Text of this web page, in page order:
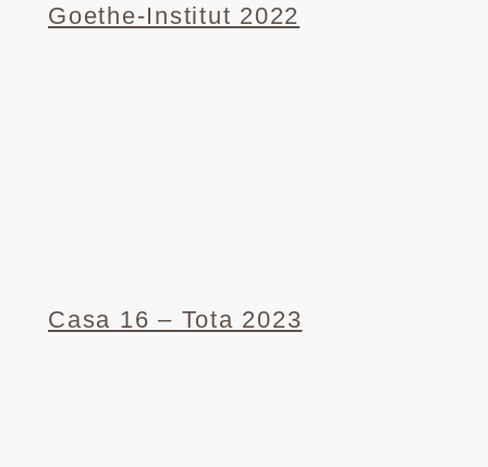
Goethe-Institut 2022
Casa 16 – Tota 2023